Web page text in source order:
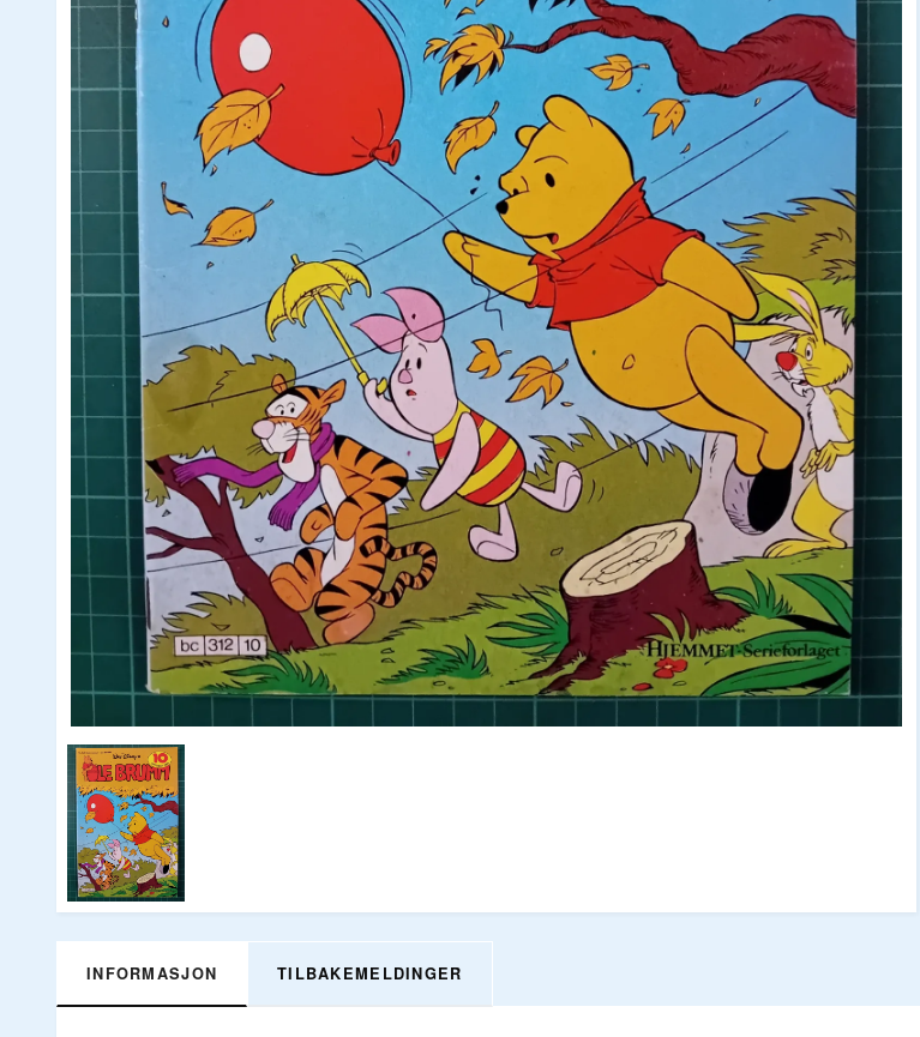
INFORMASJON TILBAKEMELDINGER